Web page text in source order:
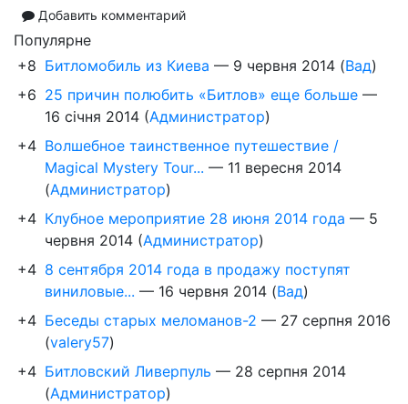
Добавить комментарий
Популярне
+8 Битломобиль из Киева — 9 червня 2014 (Вад)
+6 25 причин полюбить «Битлов» еще больше —
16 січня 2014 (Администратор)
+4 Волшебное таинственное путешествие /
Magical Mystery Tour... — 11 вересня 2014
(Администратор)
+4 Клубное мероприятие 28 июня 2014 года — 5
червня 2014 (Администратор)
+4 8 сентября 2014 года в продажу поступят
виниловые... — 16 червня 2014 (Вад)
+4 Беседы старых меломанов-2 — 27 серпня 2016
(valery57)
+4 Битловский Ливерпуль — 28 серпня 2014
(Администратор)